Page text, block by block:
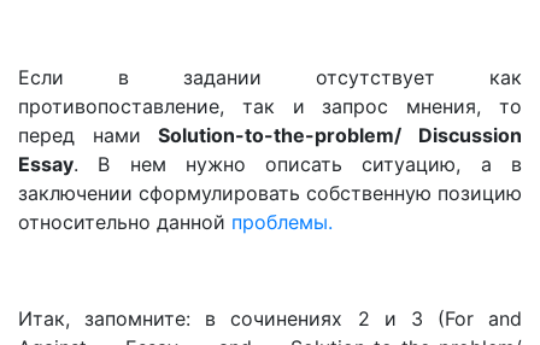
Если в задании отсутствует как
противопоставление, так и запрос мнения, то
перед нами Solution-to-the-problem/ Discussion
Essay. В нем нужно описать ситуацию, а в
заключении сформулировать собственную позицию
относительно данной проблемы.
Итак, запомните: в сочинениях 2 и 3 (For and